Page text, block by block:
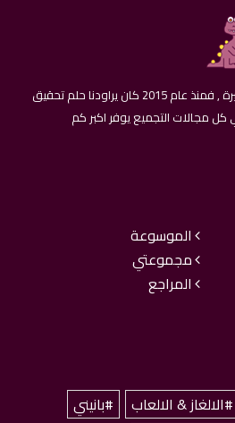
كانت دومًا احلامنا للهواة كبيرة , فمنذ عام 2015 كان يراودنا حلم تحقيق
مجالات التجميع يوفر اكبر كم
الموسوعة
مجموعتي
المراجع
#الالغاز & الالعاب
#بانيني